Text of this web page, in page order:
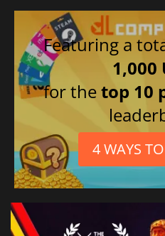
Featuring a
1,000
for thetop 10
4 WAYS